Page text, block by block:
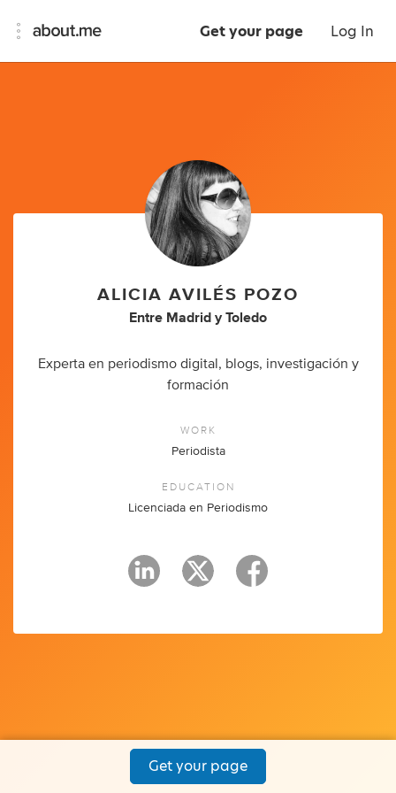
Get your page Log In
ALICIA AVILÉS POZO
Entre Madrid y Toledo
Experta en periodismo digital, blogs, investigación y
formación
WORK
Periodista
EDUCATION
Licenciada en Periodismo
Get your page